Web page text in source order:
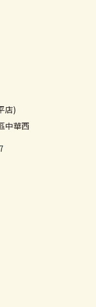
店)
中華西